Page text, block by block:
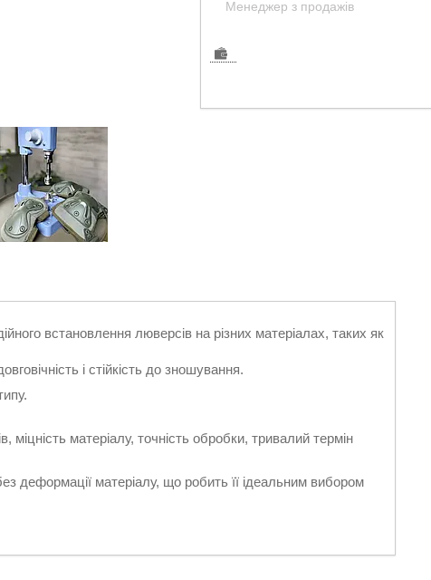
Менеджер з продажів
встановлення люверсів на різних матеріалах, таких як
і стійкість до зношування.
матеріалу, точність обробки, тривалий термін
деформації матеріалу, що робить її ідеальним вибором